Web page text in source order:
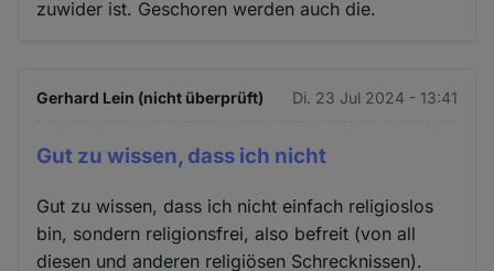
zuwider ist. Geschoren werden auch die.
Gerhard Lein (nicht überprüft) Di. 23 Jul 2024 - 13:41
Gut zu wissen, dass ich nicht
Gut zu wissen, dass ich nicht einfach religioslos
bin, sondern religionsfrei, also befreit (von all
diesen und anderen religiösen Schrecknissen).